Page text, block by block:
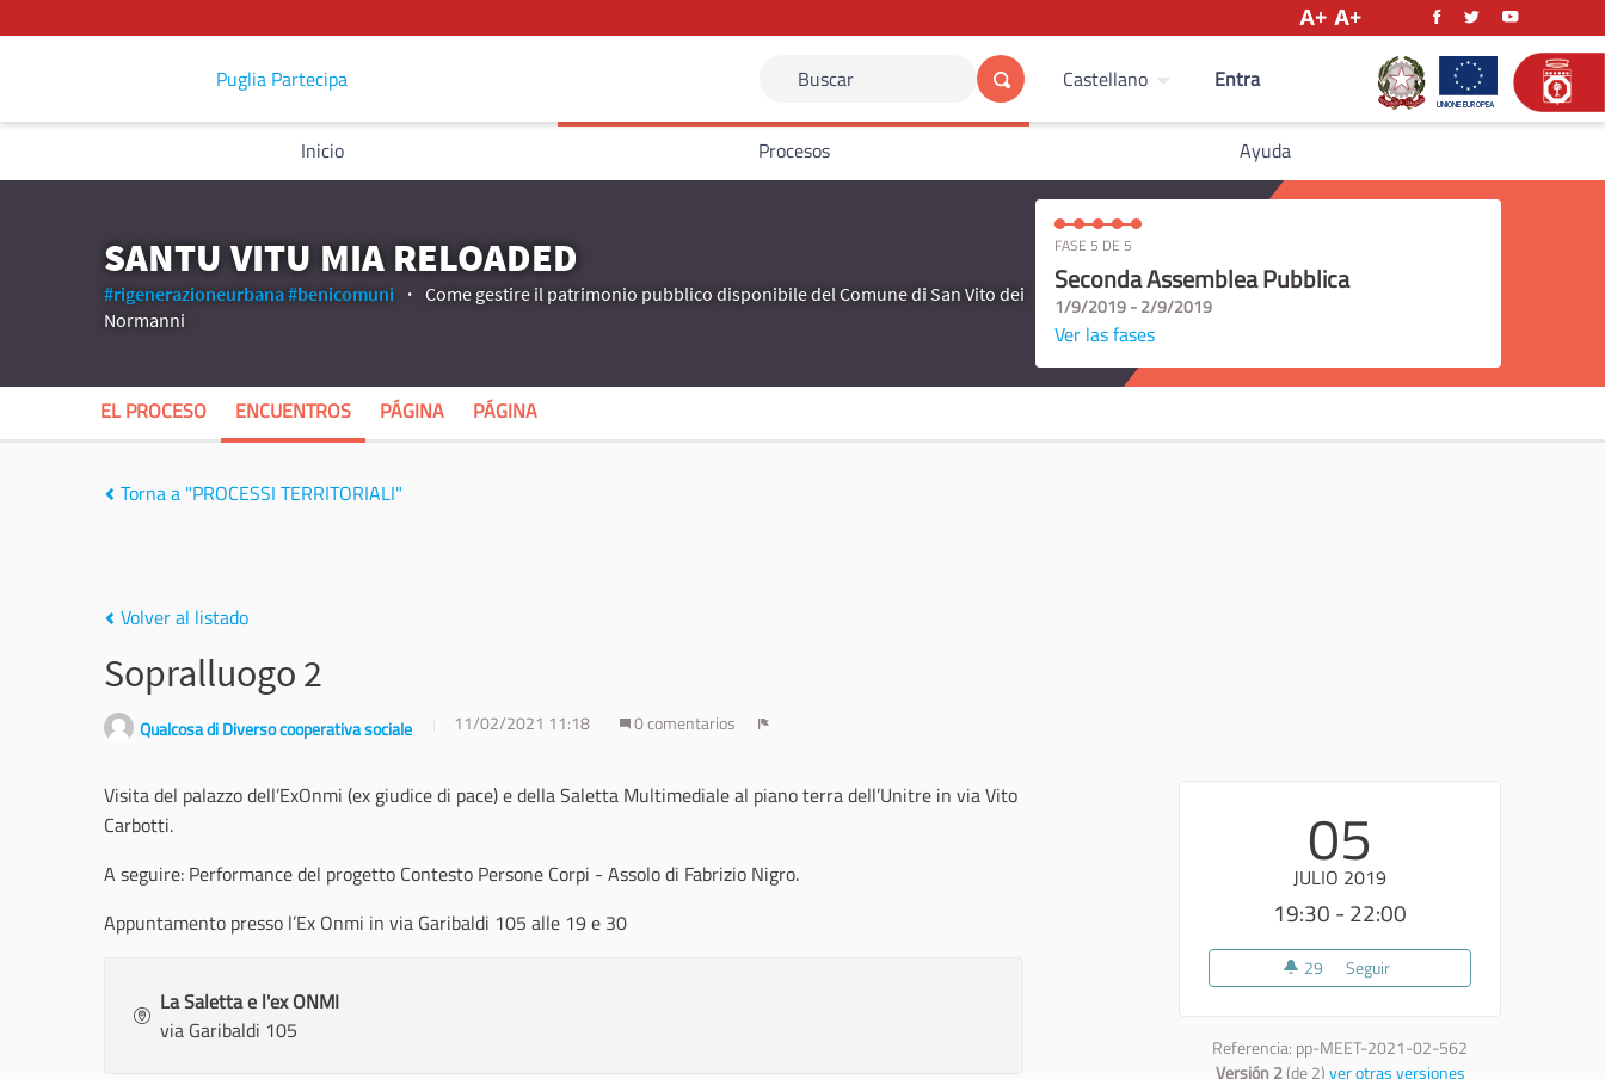
Puglia Partecipa Buscar Castellano Entra
Inicio Procesos Ayuda
SANTU VITU MIA RELOADED
#rigenerazioneurbana#benicomuni
Come gestire il patrimonio pubblico disponibile del Comune di San Vito dei
Normanni
FASE 5 DE 5
Seconda Assemblea Pubblica
1/9/2019 - 2/9/2019
Ver las fases
EL PROCESO ENCUENTROS PÁGINA PÁGINA
Torna a "PROCESSI TERRITORIALI"
Volver al listado
Sopralluogo 2
Qualcosa di Diverso cooperativa sociale 11/02/2021 11:18 0 comentarios
05
JULIO 2019
19:30 - 22:00
29 29 seguidoras
SeguirSopralluogo 2
Referencia: pp-MEET-2021-02-562
Versión 2(de 2)ver otras versiones
Visita del palazzo dell’ExOnmi (ex giudice di pace) e della Saletta Multimediale al piano terra dell’Unitre in via Vito
Carbotti.
A seguire: Performance del progetto Contesto Persone Corpi - Assolo di Fabrizio Nigro.
Appuntamento presso l’Ex Onmi in via Garibaldi 105 alle 19 e 30
La Saletta e l'ex ONMI
via Garibaldi 105